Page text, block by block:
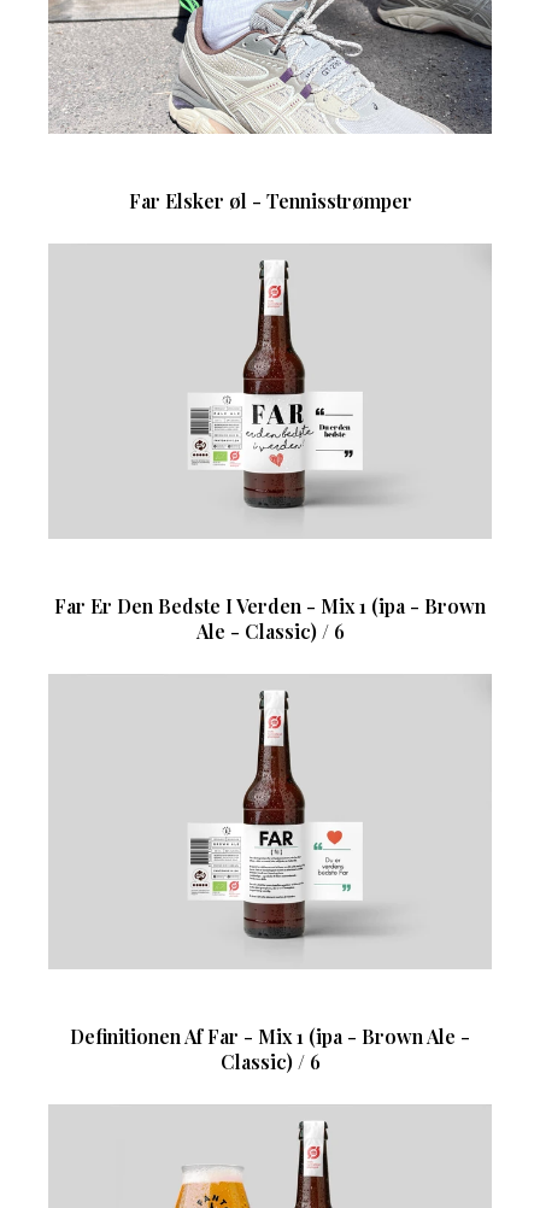
Far Elsker øl - Tennisstrømper
Far Er Den Bedste I Verden - Mix 1 (ipa - Brown
Ale - Classic) / 6
Definitionen Af Far - Mix 1 (ipa - Brown Ale -
Classic) / 6